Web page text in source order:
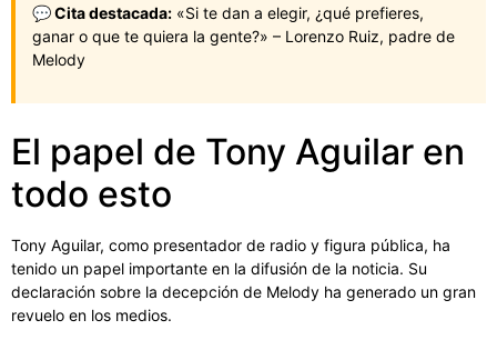
💬 Cita destacada: «Si te dan a elegir, ¿qué prefieres,
ganar o que te quiera la gente?» – Lorenzo Ruiz, padre de
Melody
El papel de Tony Aguilar en
todo esto
Tony Aguilar, como presentador de radio y figura pública, ha
tenido un papel importante en la difusión de la noticia. Su
declaración sobre la decepción de Melody ha generado un gran
revuelo en los medios.